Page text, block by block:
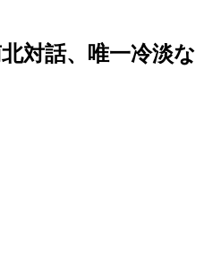
対話、唯一冷淡な